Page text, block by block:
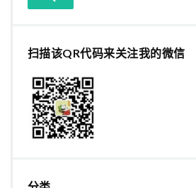
扫描该QR代码来关注我的微信